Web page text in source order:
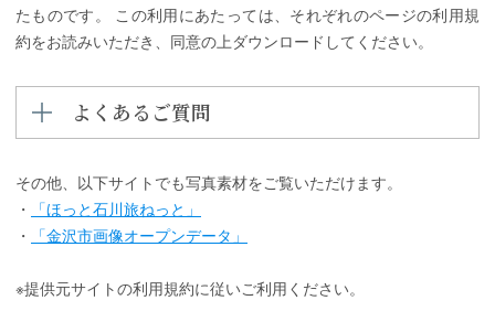
たものです。 この利用にあたっては、それぞれのページの利用規
約をお読みいただき、同意の上ダウンロードしてください。
よくあるご質問
その他、以下サイトでも写真素材をご覧いただけます。
・
「ほっと石川旅ねっと」
・
「金沢市画像オープンデータ」
※提供元サイトの利用規約に従いご利用ください。